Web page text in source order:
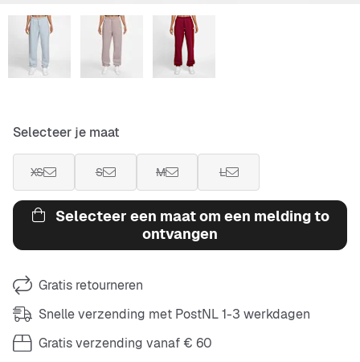
Selecteer je maat
XS S M L
Selecteer een maat om een melding to
ontvangen
Gratis retourneren
Snelle verzending met PostNL 1-3 werkdagen
Gratis verzending vanaf € 60